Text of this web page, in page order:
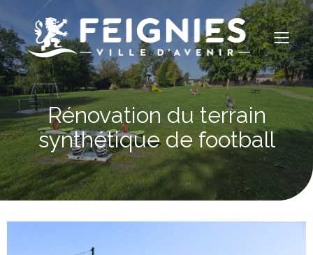
Rénovation du terrain
synthétique de football